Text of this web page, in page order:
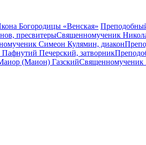
Богородицы «Венская»
пресвитерыСвященномученик
Симеон Кулямин, диакон
Печерский, затворник
(Маион) ГазскийСвященномученик